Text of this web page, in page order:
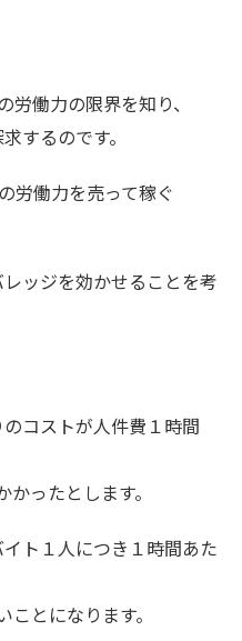
労働力の限界を知り、
するのです。
労働力を売って稼ぐ
ッジを効かせることを考
コストが人件費１時間
かったとします。
ト１人につき１時間あた
ことになります。